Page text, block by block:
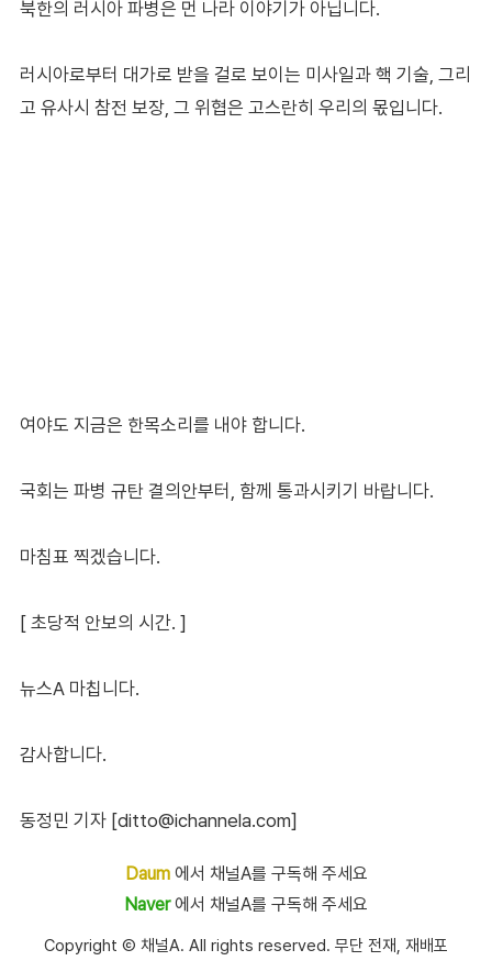
북한의 러시아 파병은 먼 나라 이야기가 아닙니다.
러시아로부터 대가로 받을 걸로 보이는 미사일과 핵 기술, 그리
고 유사시 참전 보장, 그 위협은 고스란히 우리의 몫입니다.
여야도 지금은 한목소리를 내야 합니다.
국회는 파병 규탄 결의안부터, 함께 통과시키기 바랍니다.
마침표 찍겠습니다.
[ 초당적 안보의 시간. ]
뉴스A 마칩니다.
감사합니다.
동정민 기자 [ditto@ichannela.com]
Daum에서 채널A를 구독해 주세요
Naver에서 채널A를 구독해 주세요
Copyright Ⓒ 채널A. All rights reserved. 무단 전재, 재배포